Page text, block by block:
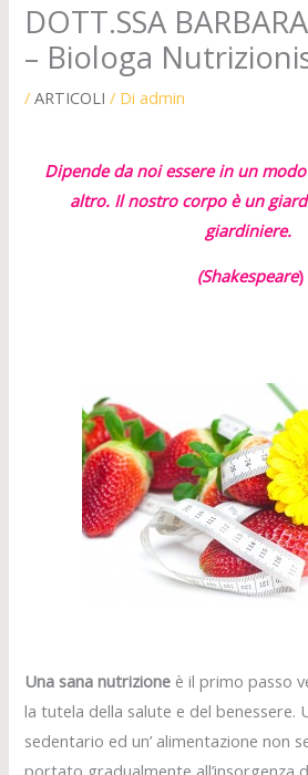
DOTT.SSA
– Biologa
/ARTICOLI / Diadmin
Dipende da noi essere in un
altro. Il nostro corpo è un
giardiniere.
(Shakespeare)
Una sana nutrizione è il primo passo
la tutela della salute e del benessere.
sedentario ed un’ alimentazione non